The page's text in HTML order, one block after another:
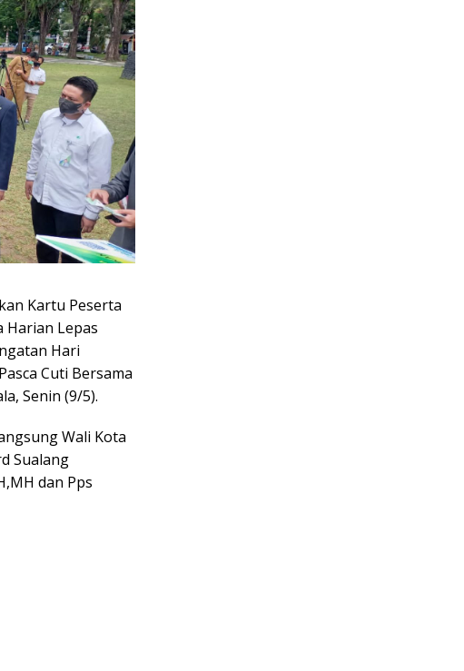
Kartu Peserta
Harian Lepas
Hari
Cuti Bersama
Senin (9/5).
Wali Kota
Sualang
dan Pps